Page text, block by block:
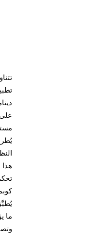
ما